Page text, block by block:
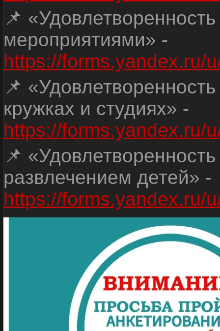
📌
мероприятиями» -
https://forms.yandex.ru/
📌
кружках и студиях» -
https://forms.yandex.ru/
📌
развлечением детей» -
https://forms.yandex.ru/